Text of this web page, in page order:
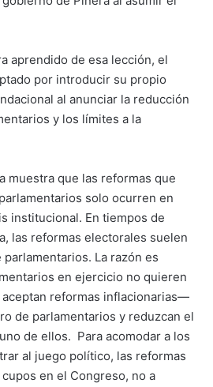
aprendido de esa lección, el
por introducir su propio
al anunciar la reducción
y los límites a la
muestra que las reformas que
solo ocurren en
institucional. En tiempos de
las reformas electorales suelen
La razón es
en ejercicio no quieren
reformas inflacionarias—
de parlamentarios y reduzcan el
de ellos. Para acomodar a los
al juego político, las reformas
en el Congreso, no a